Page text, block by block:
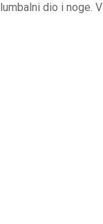
lumbalni dio i noge.